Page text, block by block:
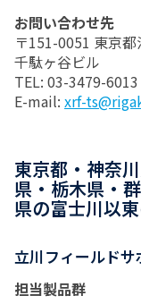
お問い合わせ先
〒151-0051 東京
千駄ヶ谷ビル
TEL: 03-3479-
E-mail: xrf-
東京都・神奈
県・栃木県・
県の富士川以
立川フィールドサ
担当製品群